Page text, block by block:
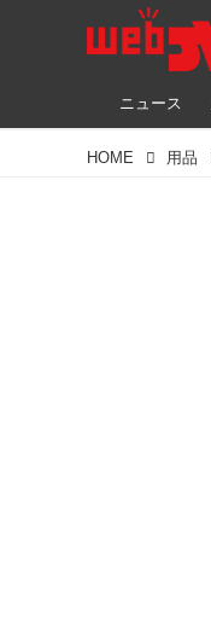
ニュース
HOME 用品